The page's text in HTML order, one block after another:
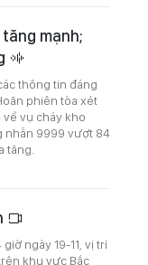
mạnh;
thông tin đáng
phiên tòa xét
vụ cháy kho
nhẫn 9999 vượt 84
tăng.
ngày 19-11, vị trí
khu vực Bắc